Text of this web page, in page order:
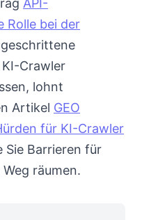
API-
Rolle bei der
Crawler
lohnt
Artikel GEO
für KI-Crawler
Sie Barrieren für
räumen.